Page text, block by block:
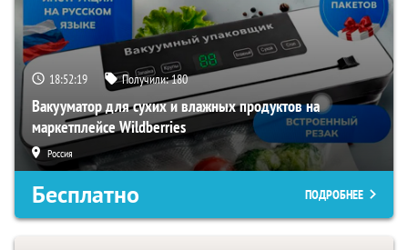
18:52:18 Получили:180
Вакууматор для сухих и влажных продуктов на
маркетплейсе Wildberries
Россия
Бесплатно ПОДРОБНЕЕ